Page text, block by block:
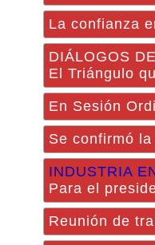
La confianza
DIÁLOGOS
El Triángulo
En Sesión
Se confirmó
INDUSTRIA
Para el
Reunión de